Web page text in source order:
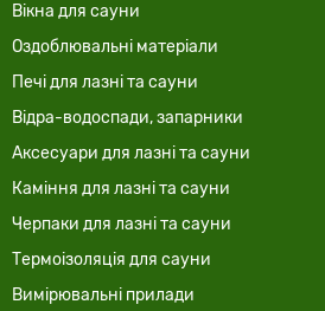
Вікна для сауни
Оздоблювальні матеріали
Печі для лазні та сауни
Відра-водоспади, запарники
Аксесуари для лазні та сауни
Каміння для лазні та сауни
Черпаки для лазні та сауни
Термоізоляція для сауни
Вимірювальні прилади